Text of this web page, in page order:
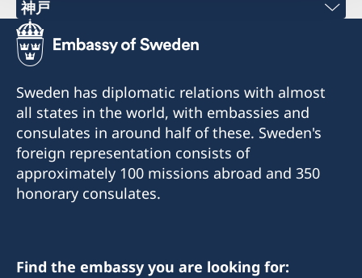
札幌14階 デラバル株式会社内
名誉領事館への訪問の際は、事前にEメールでの予
予約用Eメール：
sweden-sapporo@delaval.com
電話受付時間：
平日（日本の祝日を除く） 10:00～12:00
電話 011-738-2319
名誉領事館ではビザに関するお問合せ、書類請
Phone numbers
+81 92 942 0511
+81 92 942 3761
〒811-3134福岡県古賀市青柳3108-3
当面の間、名誉領事館への訪問の際は事前にEメー
ルでの予約が必要です。
電話受付時間：
神戸
Phone numbers
+81 78 351 7695
Fax numbers
+81 78 351 0880
〒650-0023 神戸市中央区栄町通4‐2‐18
当面の間、名誉領事館への訪問の際は事前にEメー
shinden-ayana@kinkikogyo.co.jp
Sweden has diplomatic relations with almost
all states in the world, with embassies and
consulates in around half of these. Sweden's
foreign representation consists of
approximately 100 missions abroad and 350
honorary consulates.
Find the embassy you are looking for: